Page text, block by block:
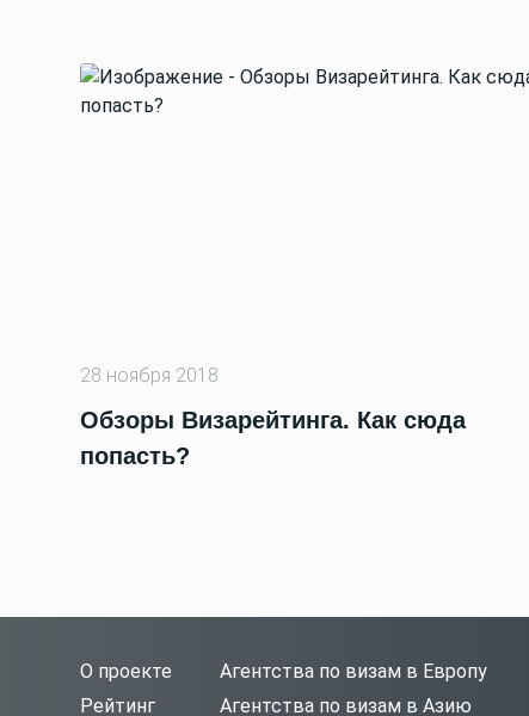
28 ноября 2018
Обзоры Визарейтинга. Как сюда
попасть?
О проекте
Рейтинг
Агентства по визам в Европу
Агентства по визам в Азию